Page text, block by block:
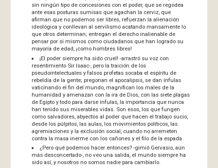
sin ningún tipo de concesiones con el poder, que se regodea
ante esas posturas sumisas que agachan la cerviz, que
afirman que no podemos ser libres, refuerzan la alienación
ideológica y conllevan al servilismo acatando mansamente lo
que otros determinan; entregan el derecho inalienable de
pensar por sí mismos como ciudadanos que han logrado su
mayoría de edad, ¡como hombres libres!
¡El poder siempre ha sido cruel! -arrastró su voz con
resentimiento Sir Isaac-, pero la traición de los
pseudointelectuales y falsos profetas socaba el espíritu de
rebeldía de la gente; pregonan el apocalipsis, se dan ínfulas
vaticinando el fin del mundo, magnifican los males de la
humanidad y amenazan con la ira de Dios, con las siete plagas
de Egipto y todo para darse ínfulas, la importancia que nunca
han tenido sus miserables vidas. Son esos, los que fungen
como salvadores, abyectos al poder que hacen el trabajo sucio,
desde los púlpitos, las aulas, los movimientos políticos, las
agremiaciones y la exclusión social, cuando no arremeten
contra la masa inerme con los cañones y el filo de la espada.
¿Pero qué podemos hacer entonces? -gimió Gervasio, aún
más desconcertado-, no veo una salida, el mundo siempre ha
sido así, y nosotros no somos nadie para cambiarlo.